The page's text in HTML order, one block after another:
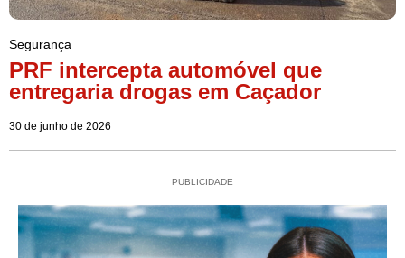
Segurança
PRF intercepta automóvel que
entregaria drogas em Caçador
30 de junho de 2026
PUBLICIDADE